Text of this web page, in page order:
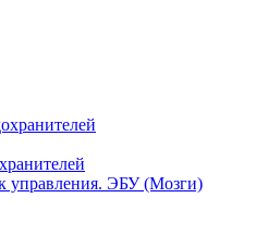
управления. ЭБУ (Мозги)